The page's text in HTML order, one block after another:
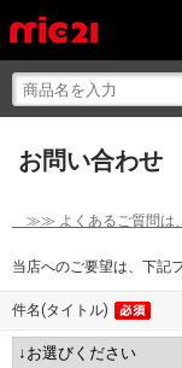
お問い合わせ
≫≫ よくあるご質問は
当店へのご要望は、下記
件名(タイトル)